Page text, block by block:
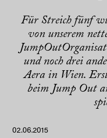
Für Streich fünf
von unserem
und noch drei
Aera in Wien.
beim Jump Out
02.06.2015